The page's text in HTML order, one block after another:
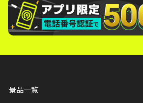
景品一覧